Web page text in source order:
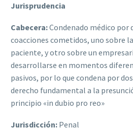
Jurisprudencia
Cabecera:Condenado médico por
coacciones cometidos, uno sobre
paciente, y otro sobre un
desarrollarse en momentos
pasivos, por lo que condena por
derecho fundamental a la
principio «in dubio pro reo»
Jurisdicción: Penal